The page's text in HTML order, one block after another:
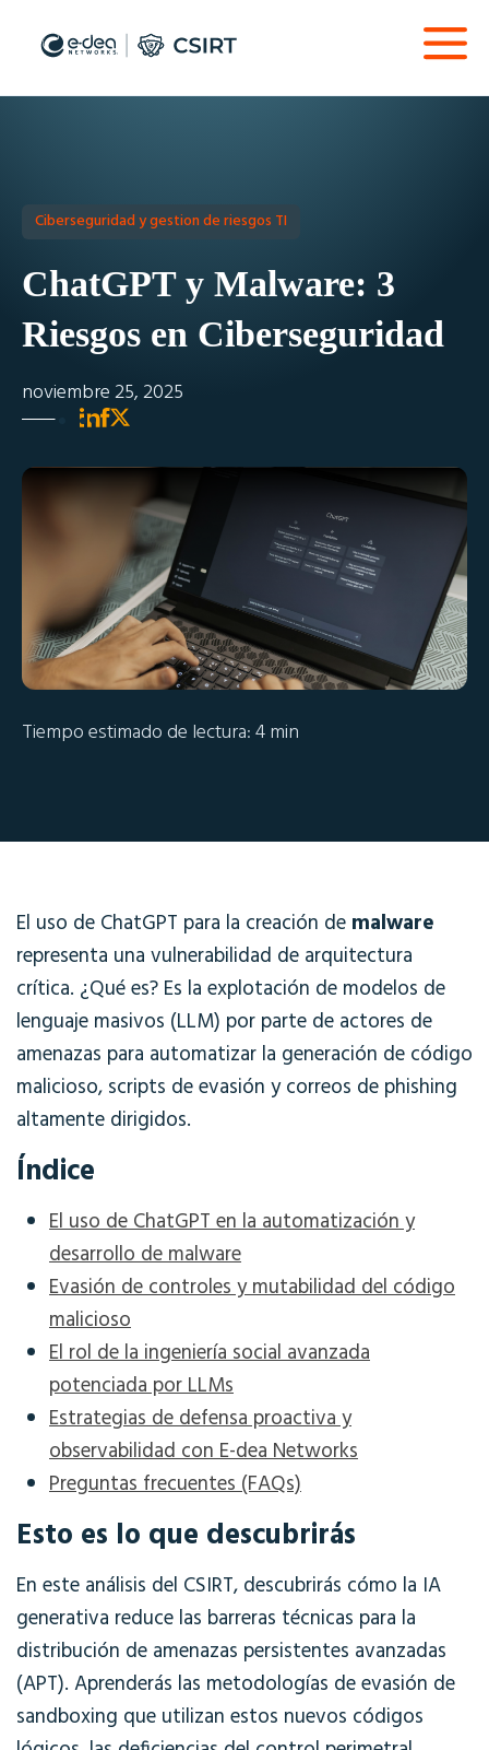
Ciberseguridad y gestion de riesgos TI
ChatGPT y Malware: 3
Riesgos en Ciberseguridad
noviembre 25, 2025
Tiempo estimado de lectura: 4 min
El uso de ChatGPT para la creación de malware
representa una vulnerabilidad de arquitectura
crítica. ¿Qué es? Es la explotación de modelos de
lenguaje masivos (LLM) por parte de actores de
amenazas para automatizar la generación de código
malicioso, scripts de evasión y correos de phishing
altamente dirigidos.
Índice
El uso de ChatGPT en la automatización y
desarrollo de malware
Evasión de controles y mutabilidad del código
malicioso
El rol de la ingeniería social avanzada
potenciada por LLMs
Estrategias de defensa proactiva y
observabilidad con E-dea Networks
Preguntas frecuentes (FAQs)
Esto es lo que descubrirás
En este análisis del CSIRT, descubrirás cómo la IA
generativa reduce las barreras técnicas para la
distribución de amenazas persistentes avanzadas
(APT). Aprenderás las metodologías de evasión de
sandboxing que utilizan estos nuevos códigos